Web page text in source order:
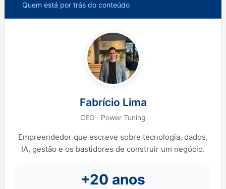
Quem está por trás do conteúdo
Fabrício Lima
CEO · Power Tuning
Empreendedor que escreve sobre tecnologia, dados,
IA, gestão e os bastidores de construir um negócio.
+20 anos